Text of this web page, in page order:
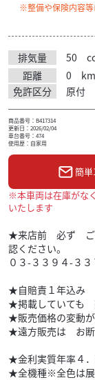
※整備や保険内容等
排気量 50
距離
0 km
免許区分
原付
商品番号：B417314
更新日：2026/02/04
車台番号：474
使用歴：自家用
簡
※本車両は在庫がな
いたします
★来店前 必ず ご
認ください。
０３-３３９４-３３
★自賠責１年込み
★掲載していても
★販売価格の変動が
★遠方販売は お断
★金利実質年率４
★全機種※全色は展